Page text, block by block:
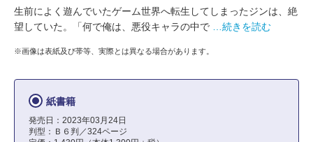
生前によく遊んでいたゲーム世界へ転生してしまったジンは、絶
望していた。「何で俺は、悪役キャラの中で
…続きを読む
※画像は表紙及び帯等、実際とは異なる場合があります。
紙書籍
発売日：2023年03月24日
判型：Ｂ６判／324ページ